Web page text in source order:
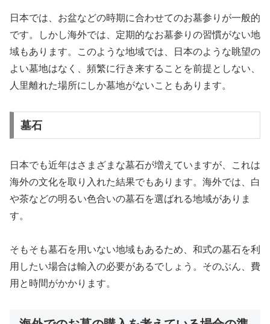
日本では、お盆などの時期に合わせてのお墓参りが一般的
です。しかし海外では、定期的なお墓参りの習慣がない地
域もあります。このような地域では、日本のような眺望の
よい墓地はなく、頻繁に行き来することを前提としない、
人里離れた場所にしか墓地がないこともあります。
墓石
日本でも近年はさまざまな墓石が増えていますが、これは
海外の文化を取り入れた結果でもあります。海外では、白
や茶などの明るい色合いの墓石を選ばれる地域がありま
す。
そもそも墓石を用いない地域もあるため、和式の墓石を利
用したい場合は輸入の必要があるでしょう。そのぶん、費
用と時間がかかります。